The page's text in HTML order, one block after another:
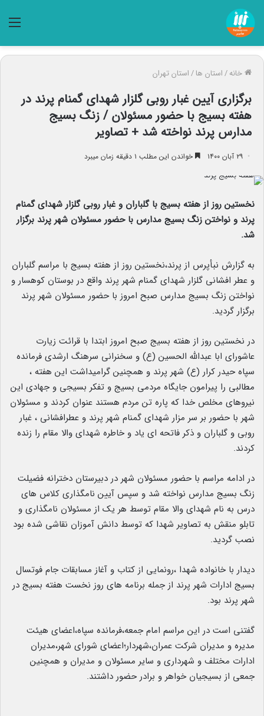
خانه/استان ها/استان تهران
برگزاری آیین غبار روبی گلزار شهدای گمنام پرند در
هفته بسیج با حضور مسئولان / زنگ بسیج
مدارس پرند نواخته شد + تصاویر
۲۹ آبان ۱۴۰۰ خواندن این مطلب ۱ دقیقه زمان میبرد
نخستین روز از هفته بسیج با گلباران و غبار روبی گلزار شهدای گمنام
پرند و نواختن زنگ بسیج مدارس با حضور مسئولان شهر پرند برگزار
شد.
به گزارش نبأپرس از پرند،نخستین روز از هفته بسیج با مراسم گلباران
و عطر افشانی گلزار شهدای گمنام شهر پرند واقع در بوستان کوهسار و
نواختن زنگ بسیج مدارس صبح امروز با حضور مسئولان شهر پرند
برگزار گردید.
در نخستین روز از هفته بسیج صبح امروز ابتدا با قرائت زیارت
عاشورای ابا عبدالله الحسین (ع) و سخنرانی سرهنگ ارشدی فرمانده
سپاه حیدر کرار (ع) شهر پرند و همچنین گرامیداشت این هفته ،
مطالبی را پیرامون جایگاه مردمی بسیج و تفکر بسیجی و جهادی این
نیروهای مخلص خدا که پاره تن مردم هستند عنوان کردند و مسئولان
شهر با حضور بر سر مزار شهدای گمنام شهر پرند و عطرافشانی ، غبار
روبی و گلباران و ذکر فاتحه ای یاد و خاطره شهدای والا مقام را زنده
کردند.
در ادامه مراسم با حضور مسئولان شهر در دبیرستان دخترانه فضیلت
زنگ بسیج مدارس نواخته شد و سپس آیین نامگذاری کلاس های
درس به نام شهدای والا مقام توسط هر یک از مسئولان نامگذاری و
تابلو منقش به تصاویر شهدا که توسط دانش آموزان نقاشی شده بود
نصب گردید.
دیدار با خانواده شهدا ،رونمایی از کتاب و آغاز مسابقات جام فوتسال
بسیج ادارات شهر پرند از جمله برنامه های روز نخست هفته بسیج در
شهر پرند بود.
گفتنی است در این مراسم امام جمعه،فرمانده سپاه،اعضای هیئت
مدیره و مدیران شرکت عمران،شهردار؛اعضای شورای شهر،مدیران
ادارات مختلف و شهرداری و سایر مسئولان و مدیران و همچنین
جمعی از بسیجیان خواهر و برادر حضور داشتند.